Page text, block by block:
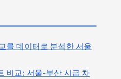
를 데이터로 분석한 서울
비교: 서울-부산 시급 차